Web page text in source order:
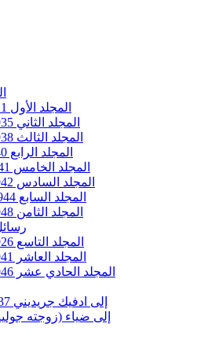
المجلد الأول 1921-1934
المجلد الثاني 1935 ـ 1937
المجلد الثالث 1938 ـ 1939
المجلد الرابع 1940-1941
المجلد الخامس 1941ـ 1942
المجلد السادس 1942 - 1943
المجلد السابع 1944 – 1947
المجلد الثامن 1948 ـ 1949
المجلد التاسع 1926 - 1940
المجلد العاشر 1941 - 1945
المجلد الحادي عشر 1946 ـ 1949
إلى ادفيك جريديني 1937- 1938
إلى ضياء (زوجته